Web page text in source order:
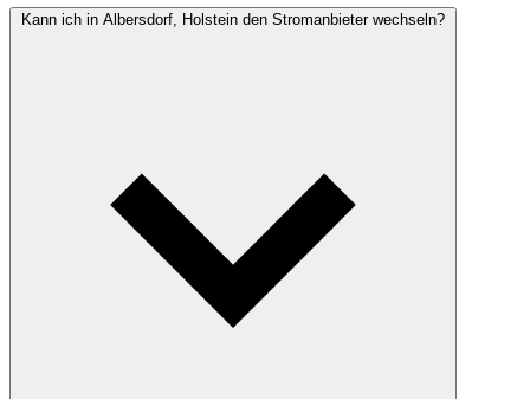
Kann ich in Albersdorf, Holstein den Stromanbieter wechseln?